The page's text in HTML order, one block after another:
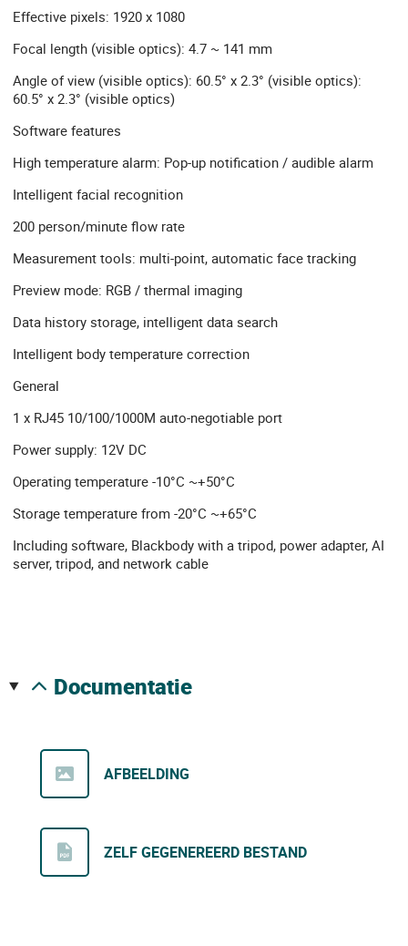
Effective pixels: 1920 x 1080
Focal length (visible optics): 4.7 ~ 141 mm
Angle of view (visible optics): 60.5° x 2.3° (visible optics):
60.5° x 2.3° (visible optics)
Software features
High temperature alarm: Pop-up notification / audible alarm
Intelligent facial recognition
200 person/minute flow rate
Measurement tools: multi-point, automatic face tracking
Preview mode: RGB / thermal imaging
Data history storage, intelligent data search
Intelligent body temperature correction
General
1 x RJ45 10/100/1000M auto-negotiable port
Power supply: 12V DC
Operating temperature -10°C ~+50°C
Storage temperature from -20°C ~+65°C
Including software, Blackbody with a tripod, power adapter, AI
server, tripod, and network cable
documentatie
AFBEELDING
ZELF GEGENEREERD BESTAND